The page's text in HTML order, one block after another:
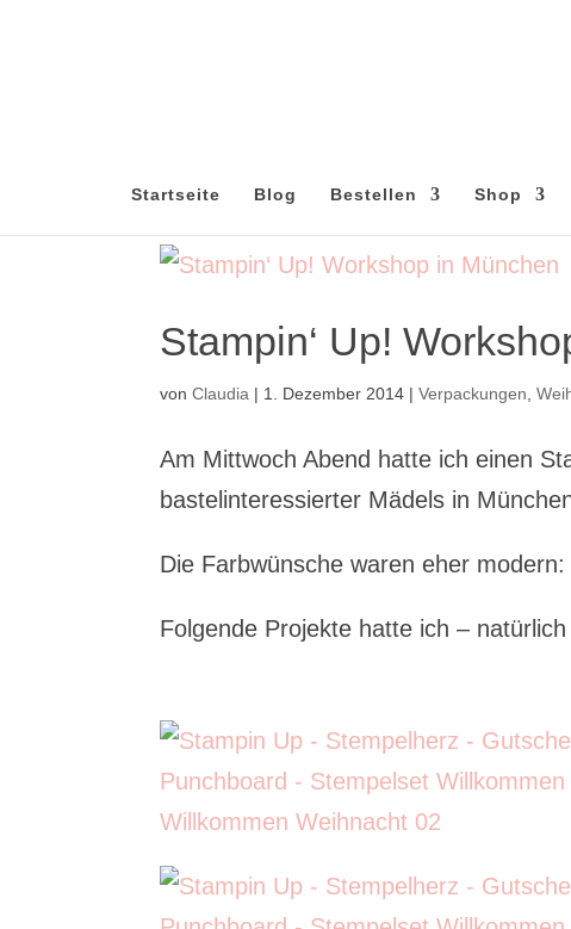
Startseite Blog Bestellen Shop
Stampin‘ Up!
vonClaudia | 1. Dezember 2014 |Verpackungen ,
Am Mittwoch Abend hatte ich einen
bastelinteressierter Mädels in
Die Farbwünsche waren eher
Folgende Projekte hatte ich –